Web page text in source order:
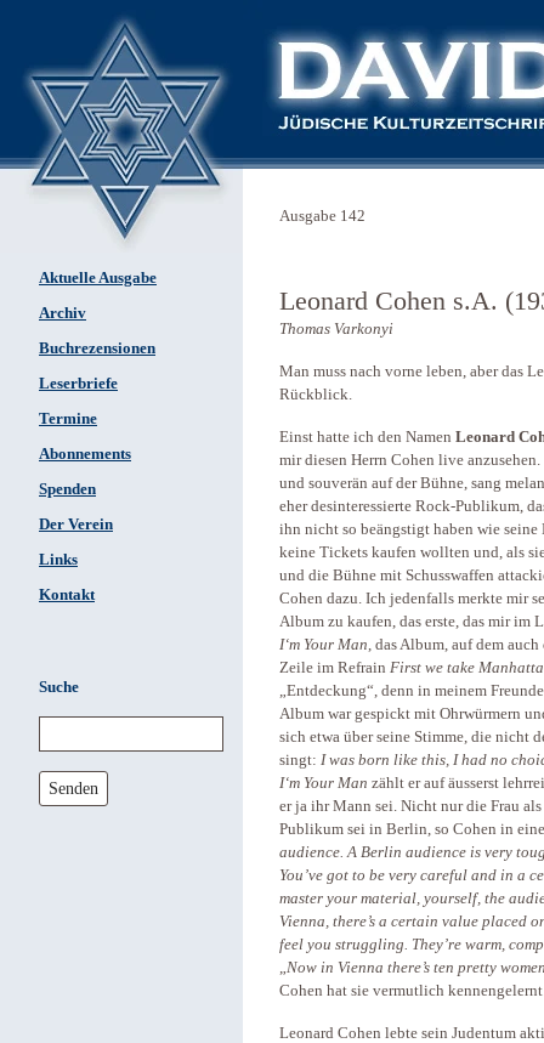
Aktuelle Ausgabe
Archiv
Buchrezensionen
Leserbriefe
Termine
Abonnements
Spenden
Der Verein
Links
Kontakt
Suche
Senden
Ausgabe 142
Leonard Cohen s.A.
Thomas Varkonyi
Man muss nach vorne leben, aber das
Rückblick.
Einst hatte ich den Namen Leonard
mir diesen Herrn Cohen live
und souverän auf der Bühne, sang
eher desinteressierte Rock-Publikum,
ihn nicht so beängstigt haben wie
keine Tickets kaufen wollten und, als
und die Bühne mit Schusswaffen
Cohen dazu. Ich jedenfalls merkte mir
Album zu kaufen, das erste, das mir im
I‘m Your Man, das Album, auf dem
Zeile im Refrain First we take
„Entdeckung“, denn in meinem
Album war gespickt mit Ohrwürmern
sich etwa über seine Stimme, die nicht
singt: I was born like this, I had no
I‘m Your Man zählt er auf äusserst
er ja ihr Mann sei. Nicht nur die Frau
Publikum sei in Berlin, so Cohen in
audience. A Berlin audience is very
You’ve got to be very careful and in a
master your material, yourself, the
Vienna, there’s a certain value placed
feel you struggling. They’re warm,
„Now in Vienna there’s ten pretty
Cohen hat sie vermutlich
Leonard Cohen lebte sein Judentum